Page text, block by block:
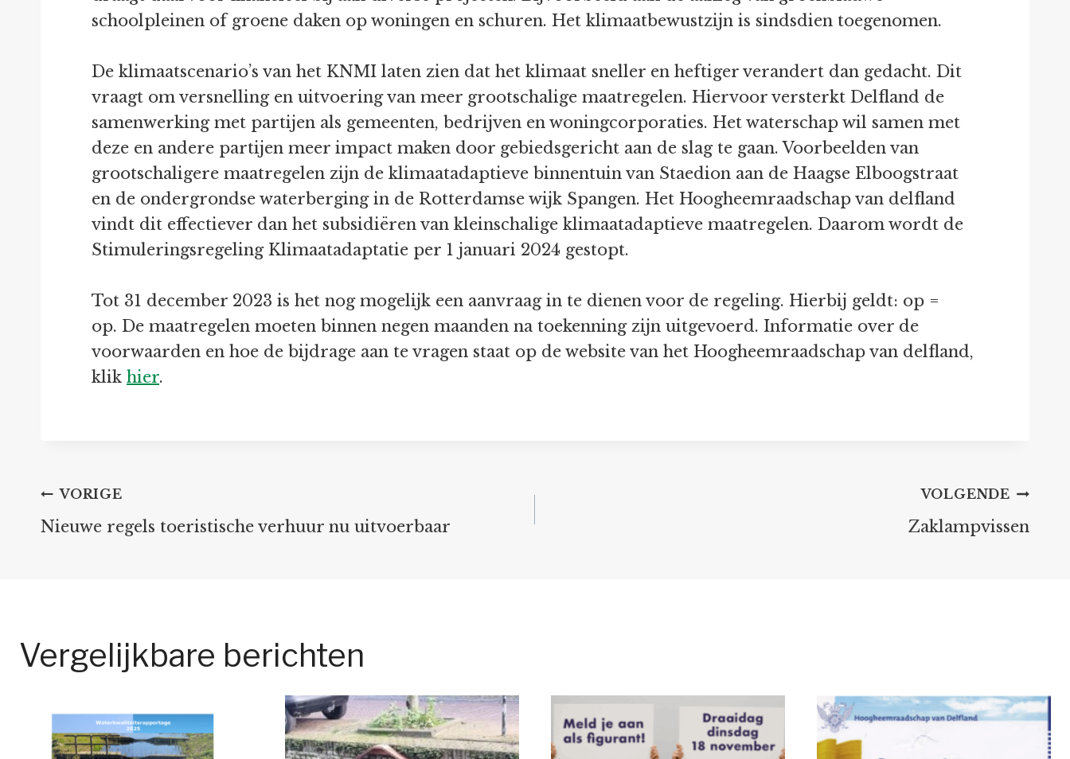
schoolpleinen of groene daken op woningen en schuren. Het klimaatbewustzijn is sindsdien toegenomen.
De klimaatscenario’s van het KNMI laten zien dat het klimaat sneller en heftiger verandert dan gedacht. Dit
vraagt om versnelling en uitvoering van meer grootschalige maatregelen. Hiervoor versterkt Delfland de
samenwerking met partijen als gemeenten, bedrijven en woningcorporaties. Het waterschap wil samen met
deze en andere partijen meer impact maken door gebiedsgericht aan de slag te gaan. Voorbeelden van
grootschaligere maatregelen zijn de klimaatadaptieve binnentuin van Staedion aan de Haagse Elboogstraat
en de ondergrondse waterberging in de Rotterdamse wijk Spangen. Het Hoogheemraadschap van delfland
vindt dit effectiever dan het subsidiëren van kleinschalige klimaatadaptieve maatregelen. Daarom wordt de
Stimuleringsregeling Klimaatadaptatie per 1 januari 2024 gestopt.
Tot 31 december 2023 is het nog mogelijk een aanvraag in te dienen voor de regeling. Hierbij geldt: op =
op. De maatregelen moeten binnen negen maanden na toekenning zijn uitgevoerd. Informatie over de
voorwaarden en hoe de bijdrage aan te vragen staat op de website van het Hoogheemraadschap van delfland,
klik hier.
Bericht
VORIGE
Nieuwe regels toeristische verhuur nu uitvoerbaar
VOLGENDE
Zaklampvissen
Vergelijkbare berichten